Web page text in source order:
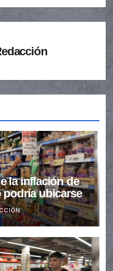
la inflación de
ubicarse